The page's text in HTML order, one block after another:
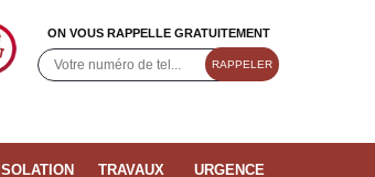
ON VOUS RAPPELLE GRATUITEMENT
ISOLATION
TRAVAUX
URGENCE